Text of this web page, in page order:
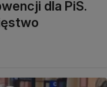
dla PiS.